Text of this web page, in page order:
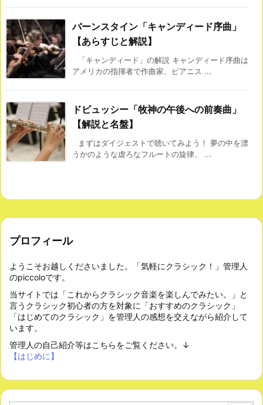
バーンスタイン「キャンディード序曲」
【あらすじと解説】
「キャンディード」の解説 キャンディード序曲は
アメリカの指揮者で作曲家、ピアニス ...
ドビュッシー「牧神の午後への前奏曲」
【解説と名盤】
まずはダイジェストで聴いてみよう！ 夢の中を漂
うかのような虚ろなフルートの旋律、 ...
プロフィール
ようこそお越しくださいました。「気軽にクラシック！」管理人
のpiccoloです。
当サイトでは「これからクラシック音楽を楽しんでみたい。」と
言うクラシック初心者の方を対象に「おすすめのクラシック」
「はじめてのクラシック」を管理人の感想を交えながら紹介して
います。
管理人の自己紹介等はこちらをご覧ください。↓
【はじめに】